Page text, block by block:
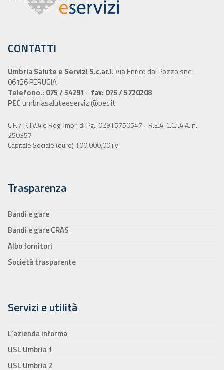
CONTATTI
Umbria Salute e Servizi S.c.ar.l.Via Enrico dal Pozzo snc -
06126 PERUGIA
Telefono.: 075 / 54291 - fax: 075 / 5720208
PECumbriasaluteeservizi@pec.it
C.F. / P. I.V.A e Reg. Impr. di Pg.: 02915750547 - R.E.A. C.C.I.A.A. n.
250357
Capitale Sociale (euro) 100.000,00 i.v.
Trasparenza
Bandi e gare
Bandi e gare CRAS
Albo fornitori
Società trasparente
Servizi e utilità
L’azienda informa
USL Umbria 1
USL Umbria 2